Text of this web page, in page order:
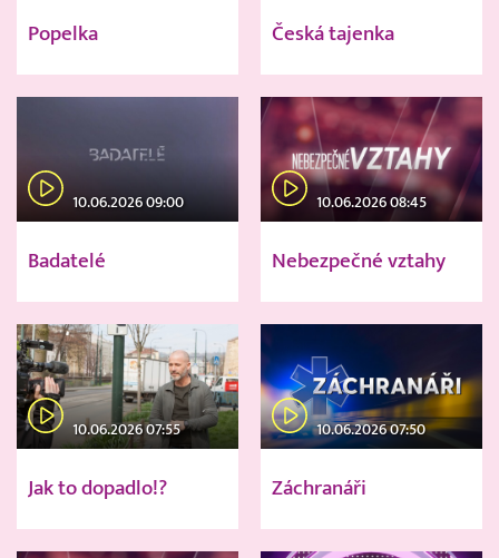
Popelka Česká tajenka
10.06.2026 09:00
Badatelé
10.06.2026 08:45
Nebezpečné vztahy
10.06.2026 07:55
Jak to dopadlo!?
10.06.2026 07:50
Záchranáři